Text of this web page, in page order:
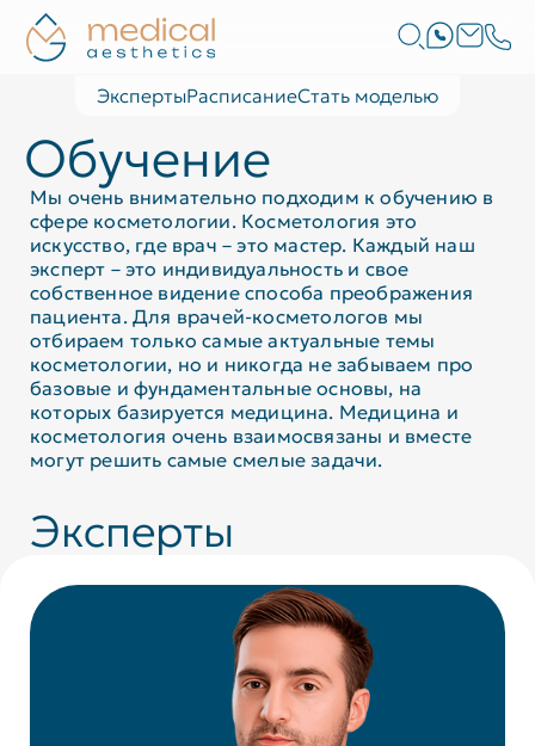
ЭкспертыРасписаниеСтать моделью
Обучение
Мы очень внимательно подходим к обучению в
сфере косметологии. Косметология это
искусство, где врач – это мастер. Каждый наш
эксперт – это индивидуальность и свое
собственное видение способа преображения
пациента. Для врачей-косметологов мы
отбираем только самые актуальные темы
косметологии, но и никогда не забываем про
базовые и фундаментальные основы, на
которых базируется медицина. Медицина и
косметология очень взаимосвязаны и вместе
могут решить самые смелые задачи.
Эксперты